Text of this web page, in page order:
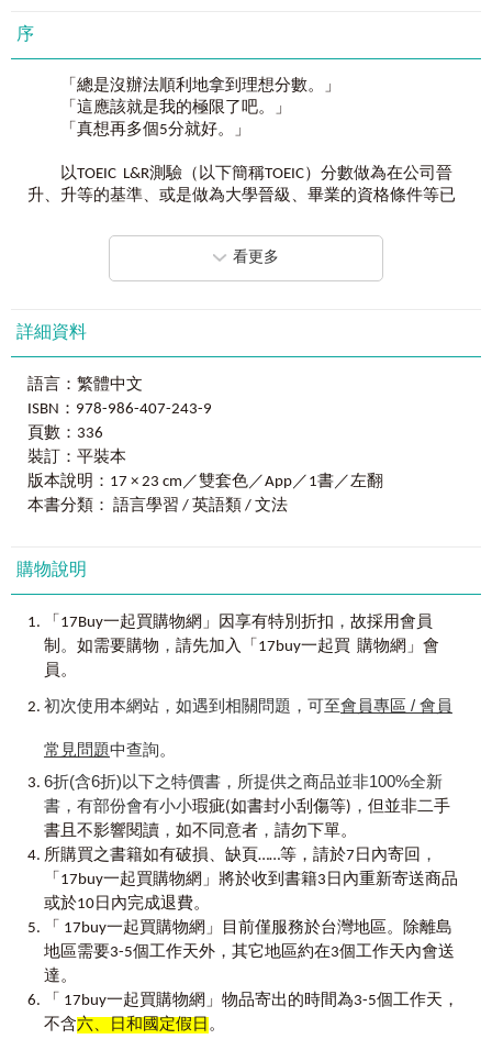
分的大藍圖！
1.猜題模力──模擬考官思維，預測出題重點！
歷經20,000題考題洗禮、拿下70次多益滿分的「多益滿分模
王」濵﨑潤之輔老師，運用實戰經驗累積的大數據，完全掌
握多益出題公式，熟悉主考官出題邏輯，超強預測，保證讓
2. 解題模力──依循模王思路，破解Part 5-6題目！
針對每種題型與情境類型的必勝攻略法。透過模王精心設計
的280題Part 5-6實戰問題並搭配音檔學習，只要跟著模王的
邏輯解題，拿下閱讀滿分不是問題！
3.選題模力──速學模王攻略，掌握必考題型！
考生只要透過診斷測驗掌握學習現狀，並依循模王攻略建立
學習計劃，就能有效提高多益分數！
■ 多益滿分的祕訣就是用「題型攻略」破解「多益閱讀」！
祕訣1.破解題型：每種題型都有對應的
阱，多學會一題，就等於比別人多拿兩分。
祕訣 強化訓練：把不擅長練到擅長，成績就能Level up
先做「多益滿分模王」精心設計的診斷測驗，找出不擅長的
題型並加以學習，透過攻略與豐富練習題強化解題技巧，最
後再透過完整閱讀Part 5-6模擬試題進行成果驗收，可以發現
自己練得愈多，就離滿分愈近！
70次多益滿分的「多益滿分模王」的閱讀Part 5-6高分祕笈：
Point 1.了解自己的強項與弱項！
Point 2.讓強項變得更強，不錯失任何分數！
Point 3.積極訓練弱項，培養正確答題的洞察力！
Point 4.力求「理解所有英文」、「解析所有試題」！
跟著 70次多益滿分的「多益滿分模王」，
破解多益 TOEIC 閱讀 Part 5-6
測驗！
Step 1.
在開始正式學習之前，先進行診斷測驗。測驗時盡量不要用
直覺作答。對於較沒有把握的題目，可以在題目旁加上
Part5（句子填空問題）的攻略法
依照題目類型分類的攻略法1 詞性問題 基礎篇
依照題目類型分類的攻略法2 詞性問題 應用篇
依照題目類型分類的攻略法3 動詞問題
依照題目類型分類的攻略法4 介系詞vs連接詞vs副詞問題
依照題目類型分類的攻略法5 代名詞問題
依照題目類型分類的攻略法6 關係詞問題
Part 6段落填空問題
Part 6（段落填空問題）的攻略法
依照題目類型分類的攻略法1 動詞問題
依照題目類型分類的攻略法2 詞彙問題
依照題目類型分類的攻略法3 代名詞・連接詞（連接副詞）
問題
依照題目類型分類的攻略法4 克漏句問題
Final Test
解答一覽
序
「總是沒辦法順利地拿到理想分數。」
「這應該就是我的極限了吧。」
「真想再多個5分就好。」
以TOEIC L&R測驗（以下簡稱TOEIC）分數做為在公司晉
升、升等的基準、或是做為大學晉級、畢業的資格條件等已
據我所知依然不在少數。
至今為止，我指導TOEIC對策的人數總計超過數萬。與他
嘗試，其中所獲得的智慧和方法論的結晶，都將在本書中毫
本書的內容，是為了要讓希望能在TOEIC「打破高牆」的
人們，在最短時間內習得使分數大幅提升的知識，而下筆集
結的智慧及方法論。
自二〇一六年五月起，目前形式的測驗開始實施。從那
時起，我便每天只是思考著該如何更有效率且有效果的學
我對本書中所載的內容有信心，不僅可以幫助到希望
TOEIC分數能衝上七百分以上的人，也能為抱持著「接下來就
要開始準備TOEIC考試了，先來讀能夠練習文法、詞彙的
Part5-6」的人帶來助益。
TOEIC絕非一項輕鬆簡單的測驗，並不是那種光憑臨時抱
話，還是有機會，比你原先預期地更快獲得「理想的結
果」。
絕對不會有「分數不可能再更上去了」、「我應該不適
合唸英文」這種事情。
TOEIC是一項「努力會100%化為成果」的超棒測驗。
如果你想要在短時間內就獲得成果的話，就必須濃縮自
己的認真及努力，並一口氣地完成學習。而認為多花點時間
也無妨的話，則可以細細咀嚼書中的每一頁後，再進行挑戰
嘗試。
看更多
詳細資料
語言：繁體中文
ISBN：978-986-407-243-9
頁數：336
裝訂：平裝本
版本說明：17 × 23 cm／雙套色／App／1書／左翻
本書分類： 語言學習 / 英語類 / 文法
購物說明
「17Buy一起買購物網」因享有特別折扣 ， 故採用會員
制 。 如需要購物 ， 請先加入「17buy一起買 購物網」會
員。
初次使用本網站，如遇到相關問題，可至會員專區 / 會員
常見問題中查詢。
6折(含6折)以下之特價書，所提供之商品並非100%全新
書，有部份會有小小瑕疵(如書封小刮傷等) ， 但並非二手
書且不影響閱讀 ， 如不同意者 ， 請勿下單。
所購買之書籍如有破損、缺頁……等，請於7日內寄回 ，
「17buy一起買購物網」將於收到書籍3日內重新寄送商品
或於10日內完成退費。
「 17buy一起買購物網」目前僅服務於台灣地區。除離島
地區需要3-5個工作天外，其它地區約在3個工作天內會送
達。
「 17buy一起買購物網」物品寄出的時間為3-5個工作天，
不含六、日和國定假日 。